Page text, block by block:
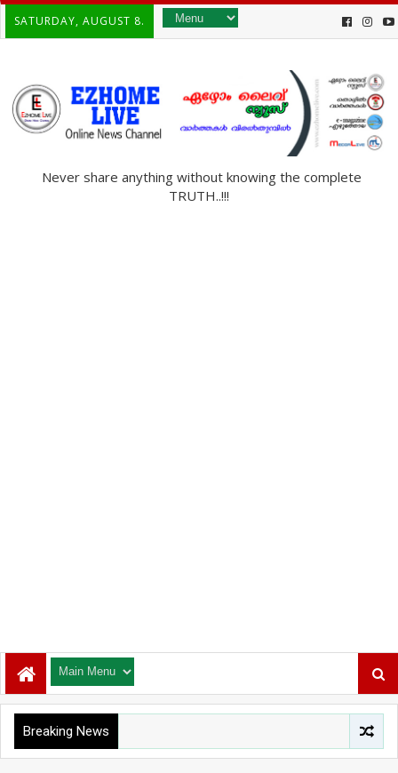
SATURDAY, AUGUST 8.
Never share anything without knowing the complete
TRUTH..!!!
Breaking News